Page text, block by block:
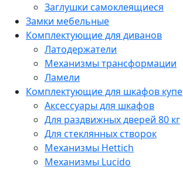
Заглушки самоклеящиеся
Замки мебельные
Комплектующие для диванов
Латодержатели
Механизмы трансформации
Ламели
Комплектующие для шкафов купе
Аксессуары для шкафов
Для раздвижных дверей 80 кг
Для стеклянных створок
Механизмы Hettich
Механизмы Lucido